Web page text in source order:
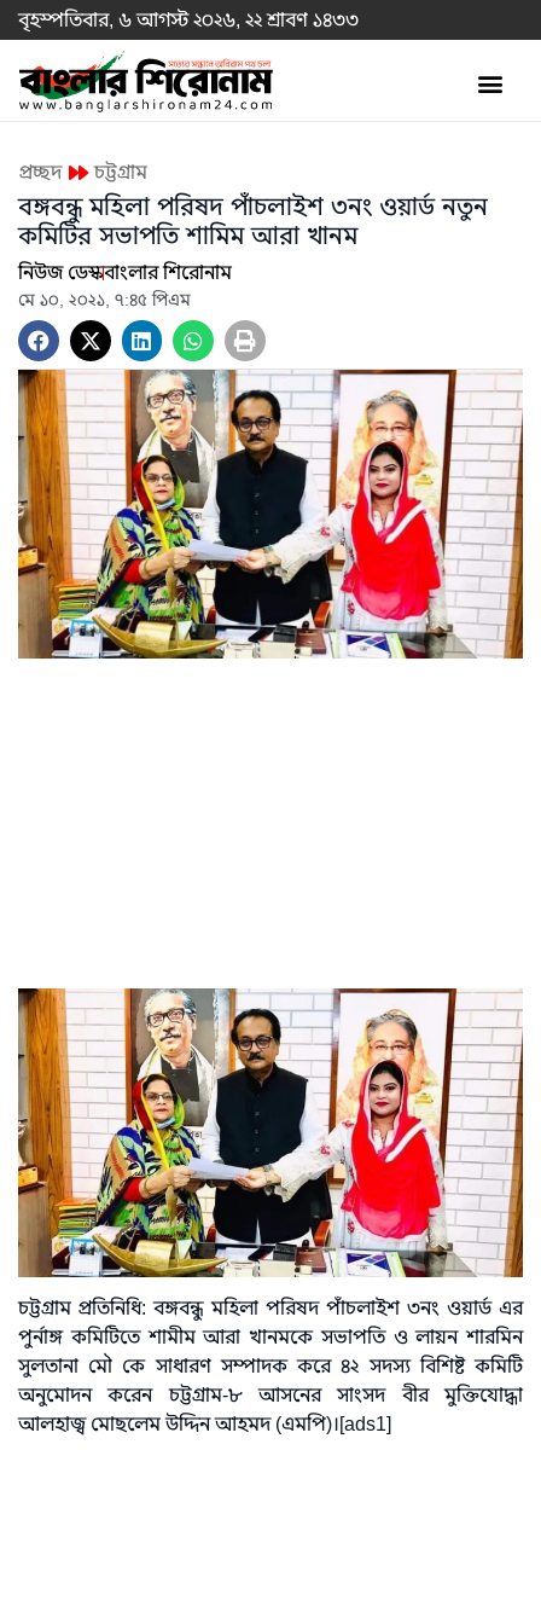
বৃহস্পতিবার, ৬ আগস্ট ২০২৬, ২২ শ্রাবণ ১৪৩৩
প্রচ্ছদ চট্টগ্রাম
বঙ্গবন্ধু মহিলা পরিষদ পাঁচলাইশ ৩নং ওয়ার্ড নতুন
কমিটির সভাপতি শামিম আরা খানম
নিউজ ডেস্কবাংলার শিরোনাম
মে ১০, ২০২১, ৭:৪৫ পিএম
চট্টগ্রাম প্রতিনিধি: বঙ্গবন্ধু মহিলা পরিষদ পাঁচলাইশ ৩নং ওয়ার্ড এর
পুর্নাঙ্গ কমিটিতে শামীম আরা খানমকে সভাপতি ও লায়ন শারমিন
সুলতানা মৌ কে সাধারণ সম্পাদক করে ৪২ সদস্য বিশিষ্ট কমিটি
অনুমোদন করেন চট্টগ্রাম-৮ আসনের সাংসদ বীর মুক্তিযোদ্ধা
আলহাজ্ব মোছলেম উদ্দিন আহমদ (এমপি)।[ads1]